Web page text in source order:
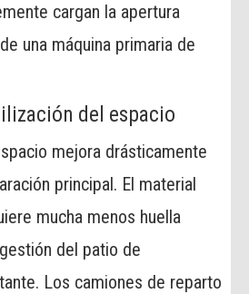
cargan la apertura
una máquina primaria de
del espacio
mejora drásticamente
principal. El material
mucha menos huella
del patio de
Los camiones de reparto